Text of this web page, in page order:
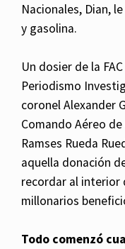
Nacionales, Dian,
y gasolina.
Un dosier de la
Periodismo
coronel Alexander
Comando Aéreo
Ramses Rueda
aquella donación
recordar al interior
millonarios
Todo comenzó